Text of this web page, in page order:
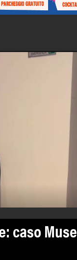
caso